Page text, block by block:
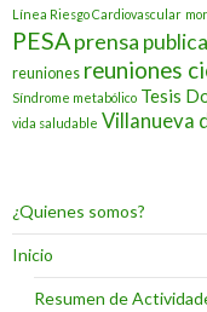
Línea Riesgo Cardiovascular
PESAprensa
reuniones reuniones
Síndrome metabólico Tesis
vida saludable Villanueva
¿Quienes somos?
Inicio
Resumen de